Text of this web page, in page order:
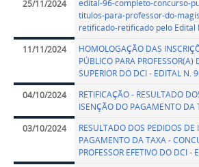
25/11/2024
edital-96-completo-concurso-
titulos-para-professor-do-
retificado-retificado pelo Edital
11/11/2024
HOMOLOGAÇÃO DAS
PÚBLICO PARA PROFESSOR(A)
SUPERIOR DO DCI - EDITAL N.
04/10/2024
RETIFICAÇÃO - RESULTADO
ISENÇÃO DO PAGAMENTO DA
03/10/2024
RESULTADO DOS PEDIDOS DE
PAGAMENTO DA TAXA -
PROFESSOR EFETIVO DO DCI